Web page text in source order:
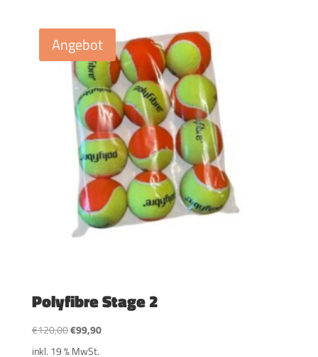
Angebot
Polyfibre Stage 2
€120,00Ursprünglicher
Preis
€99,90Aktueller
inkl. 19 % MwSt.